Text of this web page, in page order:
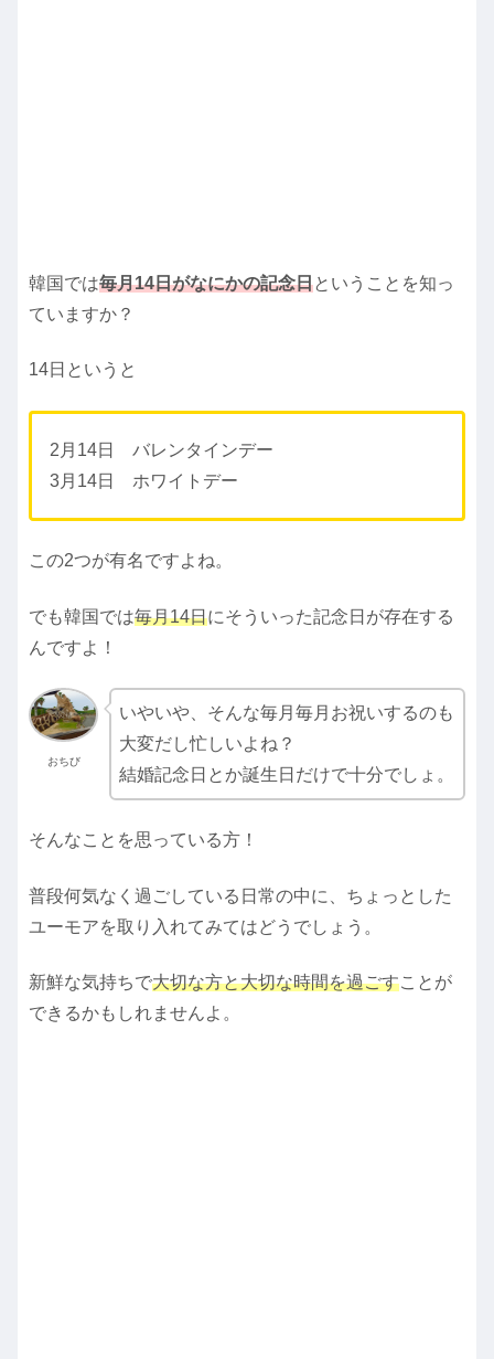
韓国では毎月14日がなにかの記念日ということを知っ
ていますか？
14日というと
2月14日 バレンタインデー
3月14日 ホワイトデー
この2つが有名ですよね。
でも韓国では毎月14日にそういった記念日が存在する
んですよ！
おちび
いやいや、そんな毎月毎月お祝いするのも
大変だし忙しいよね？
結婚記念日とか誕生日だけで十分でしょ。
そんなことを思っている方！
普段何気なく過ごしている日常の中に、ちょっとした
ユーモアを取り入れてみてはどうでしょう。
新鮮な気持ちで大切な方と大切な時間を過ごすことが
できるかもしれませんよ。